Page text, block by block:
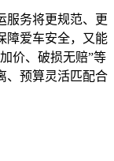
服务将更规范、更
障爱车安全，又能
价、破损无赔”等
、预算灵活匹配合